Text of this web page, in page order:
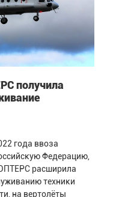
получила
года ввоза
Федерацию,
расширила
техники
на вертолёты